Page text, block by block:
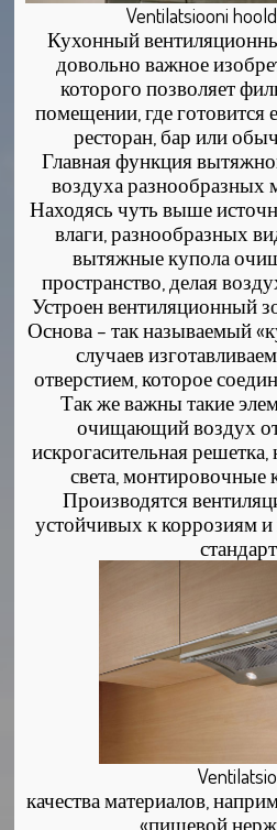
Ventilatsiooni
Кухонный
довольно важное
которого позволяет
помещении, где готовится
ресторан, бар или
Главная функция
воздуха разнообразных
Находясь чуть выше
влаги, разнообразных
вытяжные купола
пространство, делая
Устроен вентиляционный
Основа – так называемый
случаев
отверстием, которое
Так же важны такие
очищающий воздух
искрогасительная
света, монтировочные
Производятся
устойчивых к коррозиям
качества материалов,
«пищевой